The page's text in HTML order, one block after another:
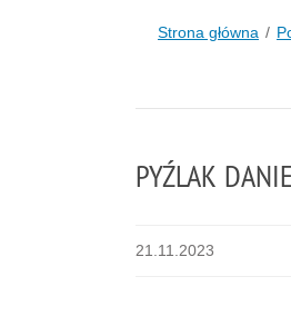
Strona główna
PYŹLAK
21.11.2023